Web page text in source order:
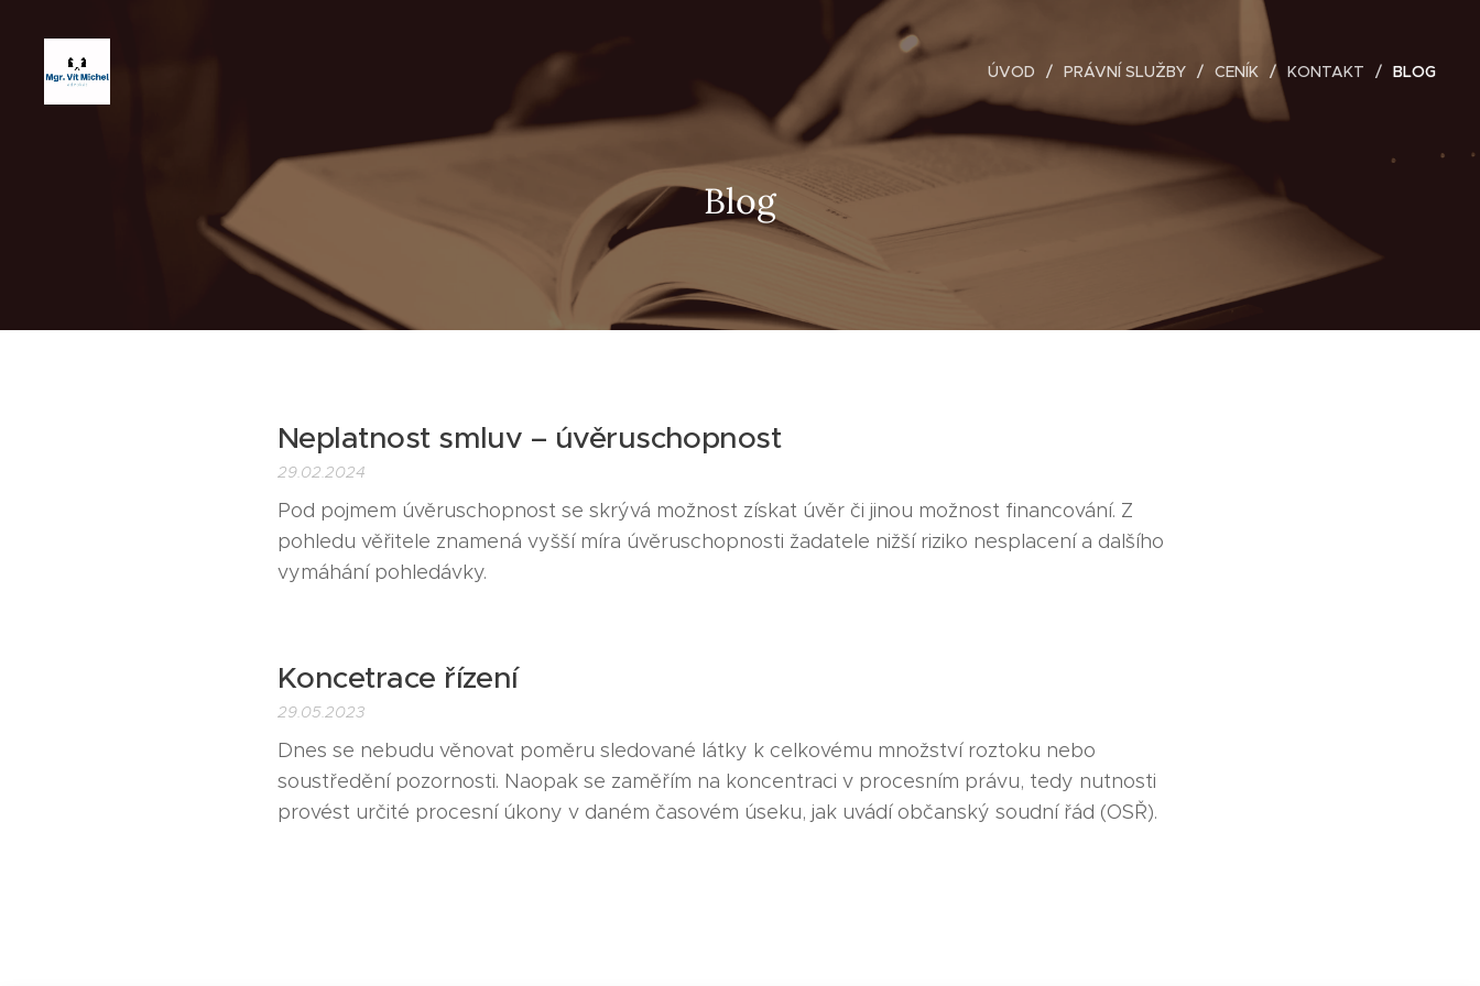
ÚVOD PRÁVNÍ SLUŽBY CENÍK KONTAKT BLOG
Blog
Neplatnost smluv – úvěruschopnost
29.02.2024
Pod pojmem úvěruschopnost se skrývá možnost získat úvěr či jinou možnost financování. Z
pohledu věřitele znamená vyšší míra úvěruschopnosti žadatele nižší riziko nesplacení a dalšího
vymáhání pohledávky.
Koncetrace řízení
29.05.2023
Dnes se nebudu věnovat poměru sledované látky k celkovému množství roztoku nebo
soustředění pozornosti. Naopak se zaměřím na koncentraci v procesním právu, tedy nutnosti
provést určité procesní úkony v daném časovém úseku, jak uvádí občanský soudní řád (OSŘ).